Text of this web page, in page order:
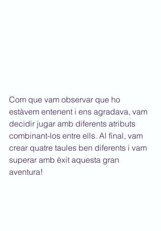
Com que vam observar que ho
estàvem entenent i ens agradava, vam
decidir jugar amb diferents atributs
combinant-los entre ells. Al final, vam
crear quatre taules ben diferents i vam
superar amb èxit aquesta gran
aventura!